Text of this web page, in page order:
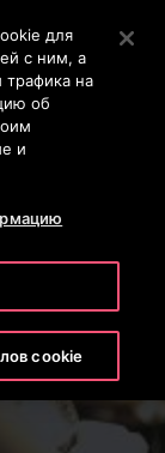
ПОИСК
для
с ним, а
трафика на
об
и
cookie